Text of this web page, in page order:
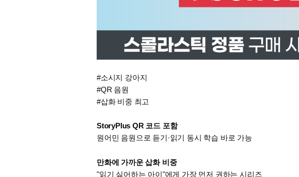
#소시지 강아지
#QR 음원
#삽화 비중 최고
StoryPlus QR 코드 포함
원어민 음원으로 듣기·읽기 동시 학습 바로 가능
만화에 가까운 삽화 비중
"읽기 싫어하는 아이"에게 가장 먼저 권하는 시리즈